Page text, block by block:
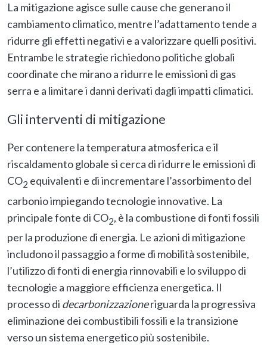
La mitigazione agisce sulle cause che generano il
cambiamento climatico, mentre l’adattamento tende a
ridurre gli effetti negativi e a valorizzare quelli positivi.
Entrambe le strategie richiedono politiche globali
coordinate che mirano a ridurre le emissioni di gas
serra e a limitare i danni derivati dagli impatti climatici.
Gli interventi di mitigazione
Per contenere la temperatura atmosferica e il
riscaldamento globale si cerca di ridurre le emissioni di
CO2 equivalenti e di incrementare l’assorbimento del
carbonio impiegando tecnologie innovative. La
principale fonte di CO2, è la combustione di fonti fossili
per la produzione di energia. Le azioni di mitigazione
includono il passaggio a forme di mobilità sostenibile,
l’utilizzo di fonti di energia rinnovabili e lo sviluppo di
tecnologie a maggiore efficienza energetica. Il
processo di decarbonizzazioneriguarda la progressiva
eliminazione dei combustibili fossili e la transizione
verso un sistema energetico più sostenibile.